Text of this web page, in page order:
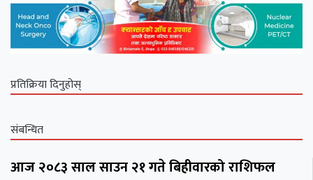
प्रतिक्रिया दिनुहोस्
संबन्धित
आज २०८३ साल साउन २१ गते बिहीवारको राशिफल